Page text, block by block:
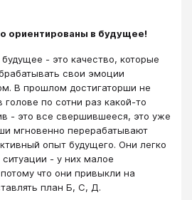
ориентированы в будущее!
- это качество, которые
свои эмоции
В прошлом достигаторши не
голове по сотни раз какой-то
- это все свершившееся, это уже
мгновенно перерабатывают
опыт будущего. Они легко
- у них малое
что они привыкли на
план Б, С, Д.